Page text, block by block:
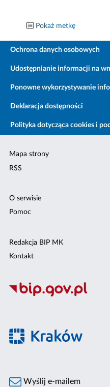
Pokaż metkę
Ochrona danych osobowych
Udostępnianie informacji na
Ponowne wykorzystywanie
Deklaracja dostępności
Polityka dotycząca cookies i
Mapa strony
RSS
O serwisie
Pomoc
Redakcja BIP MK
Kontakt
Wyślij e-mailem